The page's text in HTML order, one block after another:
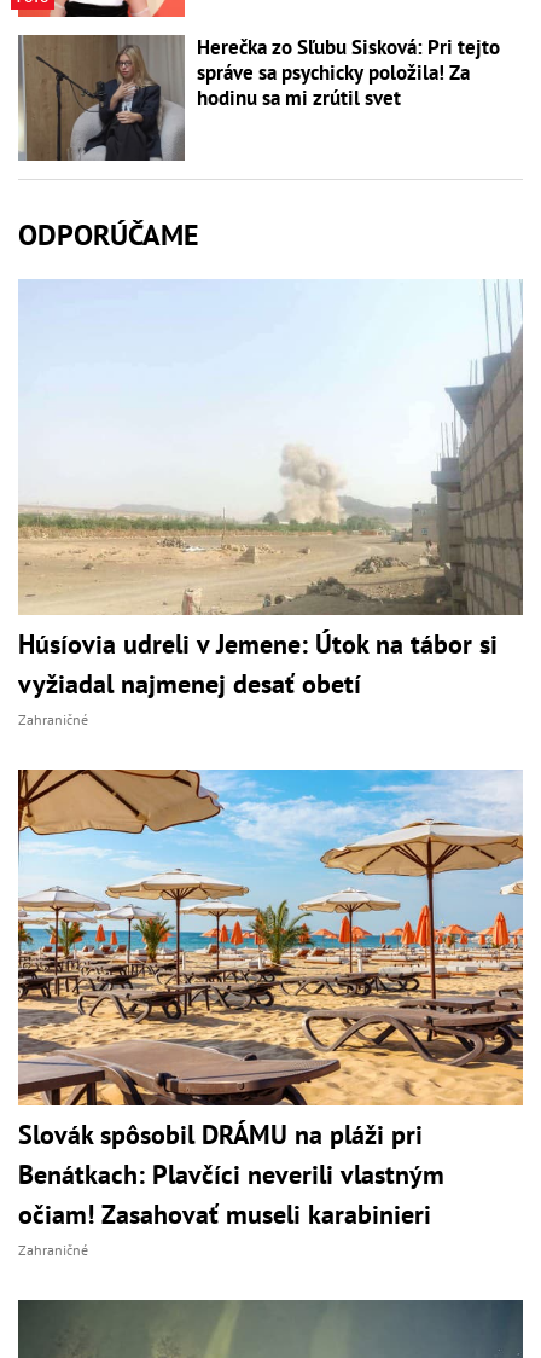
Herečka zo Sľubu Sisková: Pri tejto
správe sa psychicky položila! Za
hodinu sa mi zrútil svet
ODPORÚČAME
Húsíovia udreli v Jemene: Útok na tábor si
vyžiadal najmenej desať obetí
Zahraničné
Slovák spôsobil DRÁMU na pláži pri
Benátkach: Plavčíci neverili vlastným
očiam! Zasahovať museli karabinieri
Zahraničné